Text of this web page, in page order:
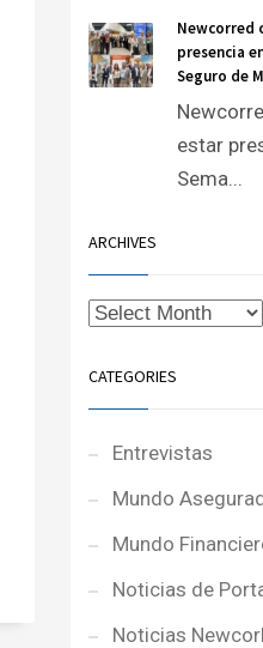
Newcorred
presencia
Seguro de
estar
Sema...
ARCHIVES
CATEGORIES
Entrevistas
Mundo
Mundo
Noticias de
Noticias